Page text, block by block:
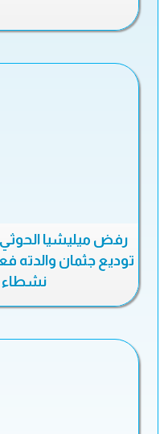
رفض ميليشيا
توديع جثمان والدته
نشطاء